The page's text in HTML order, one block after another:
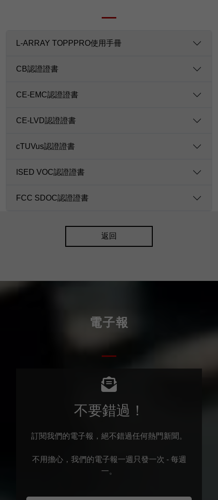
L-ARRAY TOPPPRO使用手冊
CB認證證書
CE-EMC認證證書
CE-LVD認證證書
cTUVus認證證書
ISED VOC認證證書
FCC SDOC認證證書
返回
電子報
不要錯過！
訂閱我們的電子報，絕不錯過任何熱門新聞。
不用擔心，我們的電子報一週只發一次 - 每週
一。